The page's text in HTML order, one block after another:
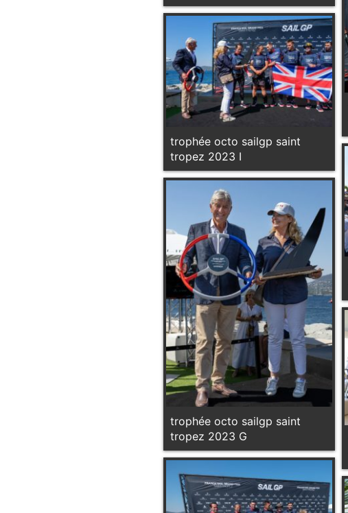
trophée octo sailgp saint
tropez 2023 I
trophée octo sailgp saint
tropez 2023 G